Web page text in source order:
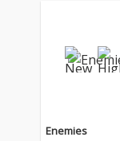
Enemies